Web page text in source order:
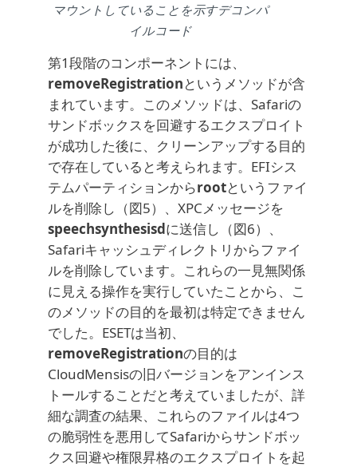
マウントしていることを示すデコンパ
イルコード
第1段階のコンポーネントには、
removeRegistrationというメソッドが含
まれています。このメソッドは、Safariの
サンドボックスを回避するエクスプロイト
が成功した後に、クリーンアップする目的
で存在していると考えられます。EFIシス
テムパーティションからrootというファイ
ルを削除し（図5）、XPCメッセージを
speechsynthesisdに送信し（図6）、
Safariキャッシュディレクトリからファイ
ルを削除しています。これらの一見無関係
に見える操作を実行していたことから、こ
のメソッドの目的を最初は特定できません
でした。ESETは当初、
removeRegistrationの目的は
CloudMensisの旧バージョンをアンインス
トールすることだと考えていましたが、詳
細な調査の結果、これらのファイルは4つ
の脆弱性を悪用してSafariからサンドボッ
クス回避や権限昇格のエクスプロイトを起